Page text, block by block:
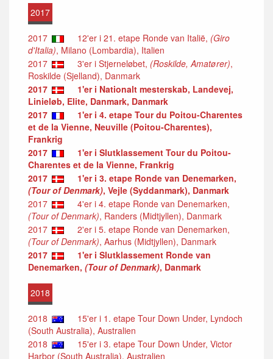
2017
2017 12'er i 21. etape Ronde van Italië, (Giro
d'Italia), Milano (Lombardia), Italien
2017
3'er i Stjerneløbet, (Roskilde, Amatører),
Roskilde (Sjelland), Danmark
2017
1'er i Nationalt mesterskab, Landevej,
Linieløb, Elite, Danmark, Danmark
2017
1'er i 4. etape Tour du Poitou-Charentes
et de la Vienne, Neuville (Poitou-Charentes),
Frankrig
2017
1'er i Slutklassement Tour du Poitou-
Charentes et de la Vienne, Frankrig
2017
1'er i 3. etape Ronde van Denemarken,
(Tour of Denmark), Vejle (Syddanmark), Danmark
2017
4'er i 4. etape Ronde van Denemarken,
(Tour of Denmark), Randers (Midtjyllen), Danmark
2017
2'er i 5. etape Ronde van Denemarken,
(Tour of Denmark), Aarhus (Midtjyllen), Danmark
2017
1'er i Slutklassement Ronde van
Denemarken, (Tour of Denmark), Danmark
2018
2018
15'er i 1. etape Tour Down Under, Lyndoch
(South Australia), Australien
2018
15'er i 3. etape Tour Down Under, Victor
Harbor (South Australia), Australien